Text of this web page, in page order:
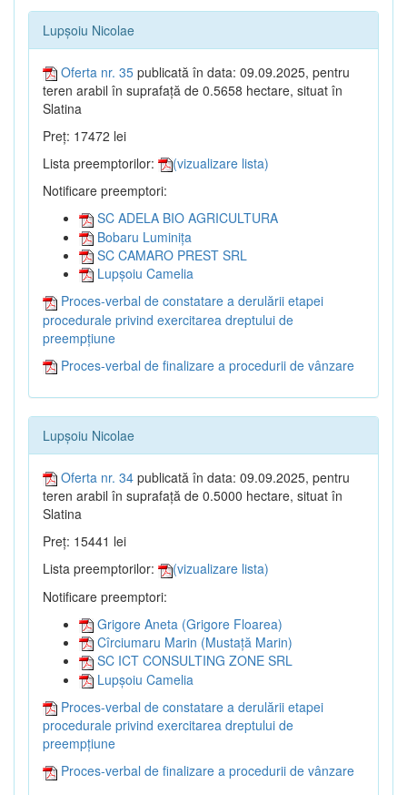
Lupșoiu Nicolae
Oferta nr. 35 publicată în data: 09.09.2025, pentru
teren arabil în suprafață de 0.5658 hectare, situat în
Slatina
Preț: 17472 lei
Lista preemptorilor:
(vizualizare lista)
Notificare preemptori:
SC ADELA BIO AGRICULTURA
Bobaru Luminița
SC CAMARO PREST SRL
Lupșoiu Camelia
Proces-verbal de constatare a derulării etapei
procedurale privind exercitarea dreptului de
preempțiune
Proces-verbal de finalizare a procedurii de vânzare
Lupșoiu Nicolae
Oferta nr. 34 publicată în data: 09.09.2025, pentru
teren arabil în suprafață de 0.5000 hectare, situat în
Slatina
Preț: 15441 lei
Lista preemptorilor:
(vizualizare lista)
Notificare preemptori:
Grigore Aneta (Grigore Floarea)
Cîrciumaru Marin (Mustață Marin)
SC ICT CONSULTING ZONE SRL
Lupșoiu Camelia
Proces-verbal de constatare a derulării etapei
procedurale privind exercitarea dreptului de
preempțiune
Proces-verbal de finalizare a procedurii de vânzare